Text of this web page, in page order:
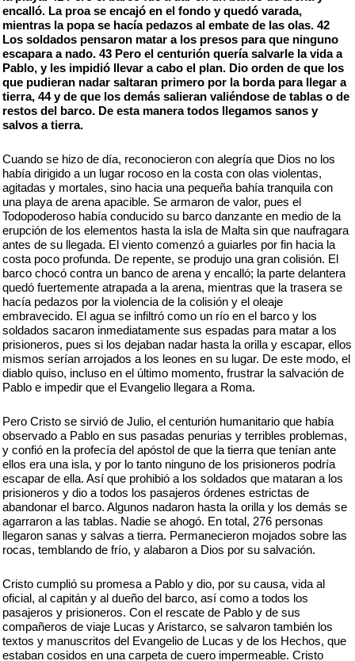
encalló. La proa se encajó en el fondo y quedó varada,
mientras la popa se hacía pedazos al embate de las olas. 42
Los soldados pensaron matar a los presos para que ninguno
escapara a nado. 43 Pero el centurión quería salvarle la vida a
Pablo, y les impidió llevar a cabo el plan. Dio orden de que los
que pudieran nadar saltaran primero por la borda para llegar a
tierra, 44 y de que los demás salieran valiéndose de tablas o de
restos del barco. De esta manera todos llegamos sanos y
salvos a tierra.
Cuando se hizo de día, reconocieron con alegría que Dios no los
había dirigido a un lugar rocoso en la costa con olas violentas,
agitadas y mortales, sino hacia una pequeña bahía tranquila con
una playa de arena apacible. Se armaron de valor, pues el
Todopoderoso había conducido su barco danzante en medio de la
erupción de los elementos hasta la isla de Malta sin que naufragara
antes de su llegada. El viento comenzó a guiarles por fin hacia la
costa poco profunda. De repente, se produjo una gran colisión. El
barco chocó contra un banco de arena y encalló; la parte delantera
quedó fuertemente atrapada a la arena, mientras que la trasera se
hacía pedazos por la violencia de la colisión y el oleaje
embravecido. El agua se infiltró como un río en el barco y los
soldados sacaron inmediatamente sus espadas para matar a los
prisioneros, pues si los dejaban nadar hasta la orilla y escapar, ellos
mismos serían arrojados a los leones en su lugar. De este modo, el
diablo quiso, incluso en el último momento, frustrar la salvación de
Pablo e impedir que el Evangelio llegara a Roma.
Pero Cristo se sirvió de Julio, el centurión humanitario que había
observado a Pablo en sus pasadas penurias y terribles problemas,
y confió en la profecía del apóstol de que la tierra que tenían ante
ellos era una isla, y por lo tanto ninguno de los prisioneros podría
escapar de ella. Así que prohibió a los soldados que mataran a los
prisioneros y dio a todos los pasajeros órdenes estrictas de
abandonar el barco. Algunos nadaron hasta la orilla y los demás se
agarraron a las tablas. Nadie se ahogó. En total, 276 personas
llegaron sanas y salvas a tierra. Permanecieron mojados sobre las
rocas, temblando de frío, y alabaron a Dios por su salvación.
Cristo cumplió su promesa a Pablo y dio, por su causa, vida al
oficial, al capitán y al dueño del barco, así como a todos los
pasajeros y prisioneros. Con el rescate de Pablo y de sus
compañeros de viaje Lucas y Aristarco, se salvaron también los
textos y manuscritos del Evangelio de Lucas y de los Hechos, que
estaban cosidos en una carpeta de cuero impermeable. Cristo